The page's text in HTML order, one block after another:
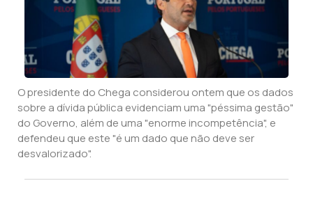
O presidente do Chega considerou ontem que os dados
sobre a dívida pública evidenciam uma "péssima gestão"
do Governo, além de uma "enorme incompetência", e
defendeu que este "é um dado que não deve ser
desvalorizado".